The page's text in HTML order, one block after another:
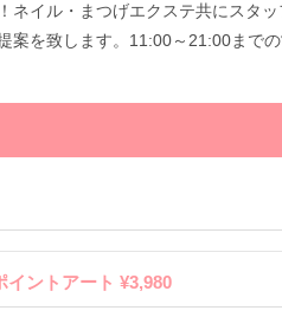
ネイル・まつげエクステ共にスタ
案を致します。11:00～21:00まで
ントアート ¥3,980